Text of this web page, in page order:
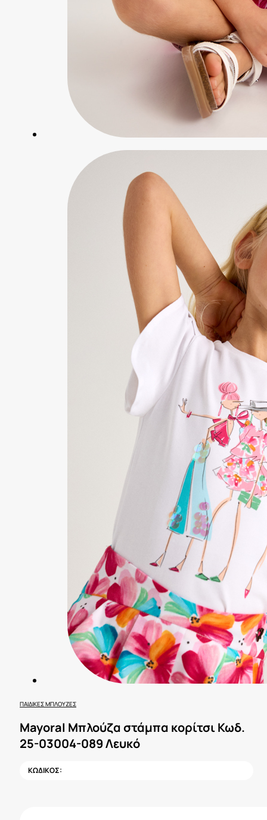
ΠΑΙΔΙΚΈΣ ΜΠΛΟΎΖΕΣ
Mayoral Μπλούζα στάμπα κορίτσι Κωδ.
25-03004-089 Λευκό
ΚΩΔΙΚΟΣ: